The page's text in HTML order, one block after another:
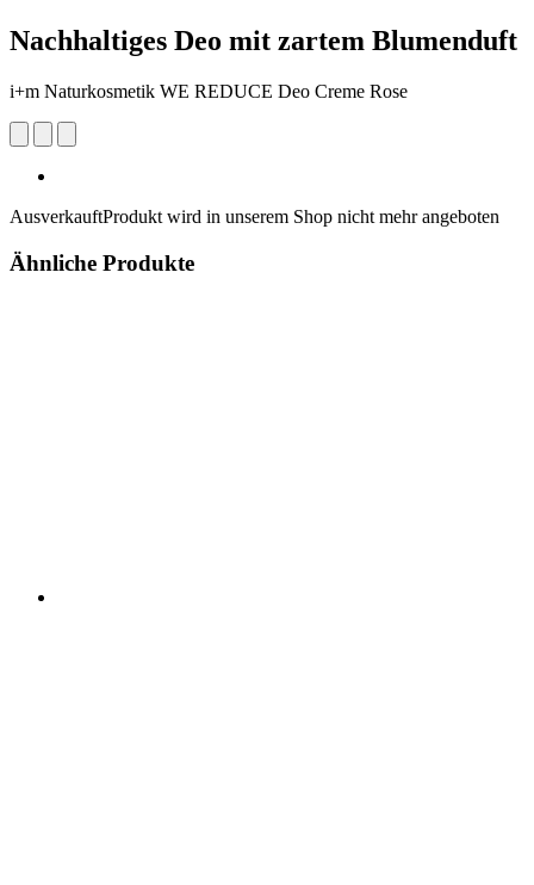
Nachhaltiges Deo mit zartem Blumenduft
i+m Naturkosmetik WE REDUCE Deo Creme Rose
AusverkauftProdukt wird in unserem Shop nicht mehr angeboten
Ähnliche Produkte